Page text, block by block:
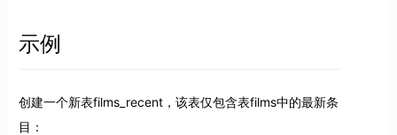
示例
创建一个新表films_recent，该表仅包含表films中的最新条
目：